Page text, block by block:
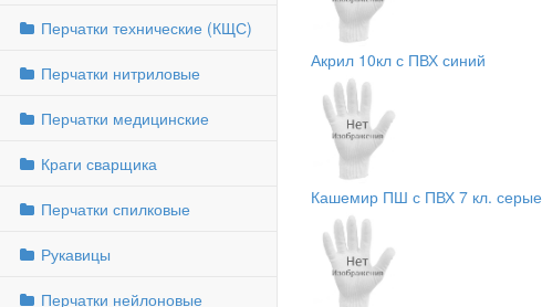
Перчатки технические (КЩС)
Перчатки нитриловые
Перчатки медицинские
Краги сварщика
Перчатки спилковые
Рукавицы
Перчатки нейлоновые
Акрил 10кл с ПВХ синий
Кашемир ПШ с ПВХ 7 кл. серые